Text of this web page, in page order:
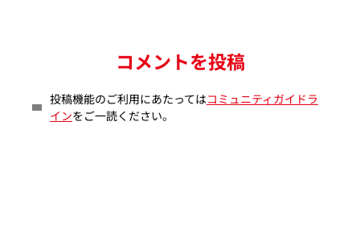
コメントを投稿
投稿機能のご利用にあたってはコミュニティガイドラ
インをご一読ください。